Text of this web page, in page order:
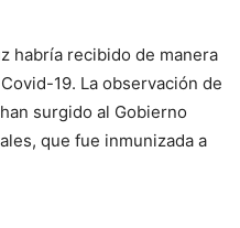
habría recibido de manera
19. La observación de
surgido al Gobierno
que fue inmunizada a